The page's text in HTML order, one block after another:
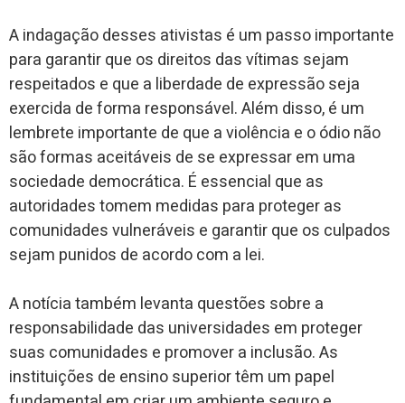
A indagação desses ativistas é um passo importante
para garantir que os direitos das vítimas sejam
respeitados e que a liberdade de expressão seja
exercida de forma responsável. Além disso, é um
lembrete importante de que a violência e o ódio não
são formas aceitáveis de se expressar em uma
sociedade democrática. É essencial que as
autoridades tomem medidas para proteger as
comunidades vulneráveis e garantir que os culpados
sejam punidos de acordo com a lei.
A notícia também levanta questões sobre a
responsabilidade das universidades em proteger
suas comunidades e promover a inclusão. As
instituições de ensino superior têm um papel